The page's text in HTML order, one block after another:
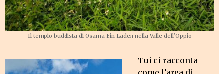
Il tempio buddista di Osama Bin Laden nella Valle dell’Oppio
Tui ci racconta
come l’area di